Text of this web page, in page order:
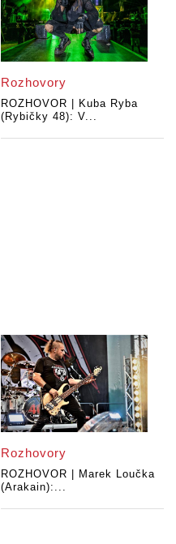
Rozhovory
ROZHOVOR | Kuba Ryba
(Rybičky 48): V...
Rozhovory
ROZHOVOR | Marek Loučka
(Arakain):...